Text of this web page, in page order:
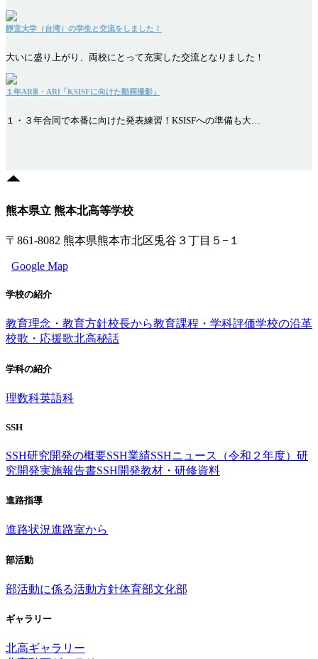
靜宜大学（台湾）の学生と交流をしました！
大いに盛り上がり、両校にとって充実した交流となりました！
１年ARⅢ・ARⅠ「KSISFに向けた動画撮影」
１・３年合同で本番に向けた発表練習！KSISFへの準備も大…
熊本県立 熊本北高等学校
〒861-8082 熊本県熊本市北区兎谷３丁目５−１
Google Map
学校の紹介
教育理念・教育方針校長から教育課程・学科評価学校の沿革
校歌・応援歌北高秘話
学科の紹介
理数科英語科
SSH
SSH研究開発の概要SSH業績SSHニュース（令和２年度） 研
究開発実施報告書SSH開発教材・研修資料
進路指導
進路状況進路室から
部活動
部活動に係る活動方針体育部文化部
ギャラリー
北高ギャラリー